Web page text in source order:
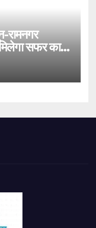
रामनगर
सफर का